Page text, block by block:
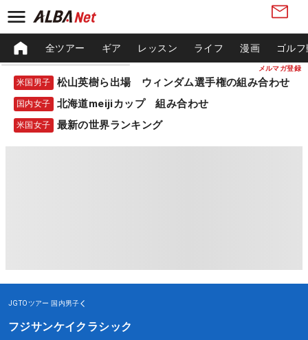
メルマガ登録
全ツアー ギア レッスン ライフ 漫画 ゴル
米国男子 松山英樹ら出場 ウィンダム選手権の組み合わせ
国内女子 北海道meijiカップ 組み合わせ
米国女子 最新の世界ランキング
JGTOツアー 国内男子
フジサンケイクラシック